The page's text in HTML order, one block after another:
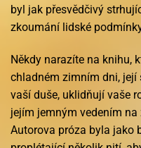
byl jak přesvědčivý
zkoumání lidské
Někdy narazíte na knihu,
chladném zimním dni,
vaší duše, uklidňují vaše
jejím jemným vedením
Autorova próza byla jako